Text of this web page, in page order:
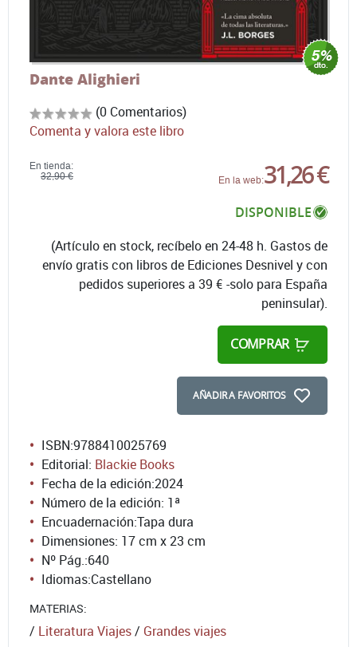
Dante Alighieri
(0 Comentarios)
Comenta y valora este libro
En tienda:
32,90 €
En la web:31,26 €
DISPONIBLE
(Artículo en stock, recíbelo en 24-48 h. Gastos de
envío gratis con libros de Ediciones Desnivel y con
pedidos superiores a 39 € -solo para España
peninsular).
COMPRAR
AÑADIR A FAVORITOS
ISBN:9788410025769
Editorial: Blackie Books
Fecha de la edición:2024
Número de la edición: 1ª
Encuadernación:Tapa dura
Dimensiones: 17 cm x 23 cm
Nº Pág.:640
Idiomas:Castellano
MATERIAS:
/ Literatura Viajes/ Grandes viajes